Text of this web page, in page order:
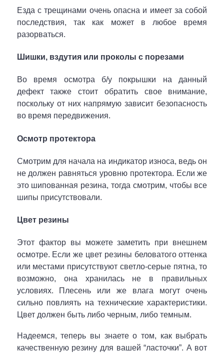
Езда с трещинами очень опасна и имеет за собой
последствия, так как может в любое время
разорваться.
Шишки, вздутия или проколы с порезами
Во время осмотра б/у покрышки на данный
дефект также стоит обратить свое внимание,
поскольку от них напрямую зависит безопасность
во время передвижения.
Осмотр протектора
Смотрим для начала на индикатор износа, ведь он
не должен равняться уровню протектора. Если же
это шипованная резина, тогда смотрим, чтобы все
шипы присутствовали.
Цвет резины
Этот фактор вы можете заметить при внешнем
осмотре. Если же цвет резины беловатого оттенка
или местами присутствуют светло-серые пятна, то
возможно, она хранилась не в правильных
условиях. Плесень или же влага могут очень
сильно повлиять на технические характеристики.
Цвет должен быть либо черным, либо темным.
Надеемся, теперь вы знаете о том, как выбрать
качественную резину для вашей “ласточки”. А вот